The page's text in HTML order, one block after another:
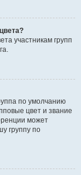
участникам групп
по умолчанию
цвет и звание
может
группу по